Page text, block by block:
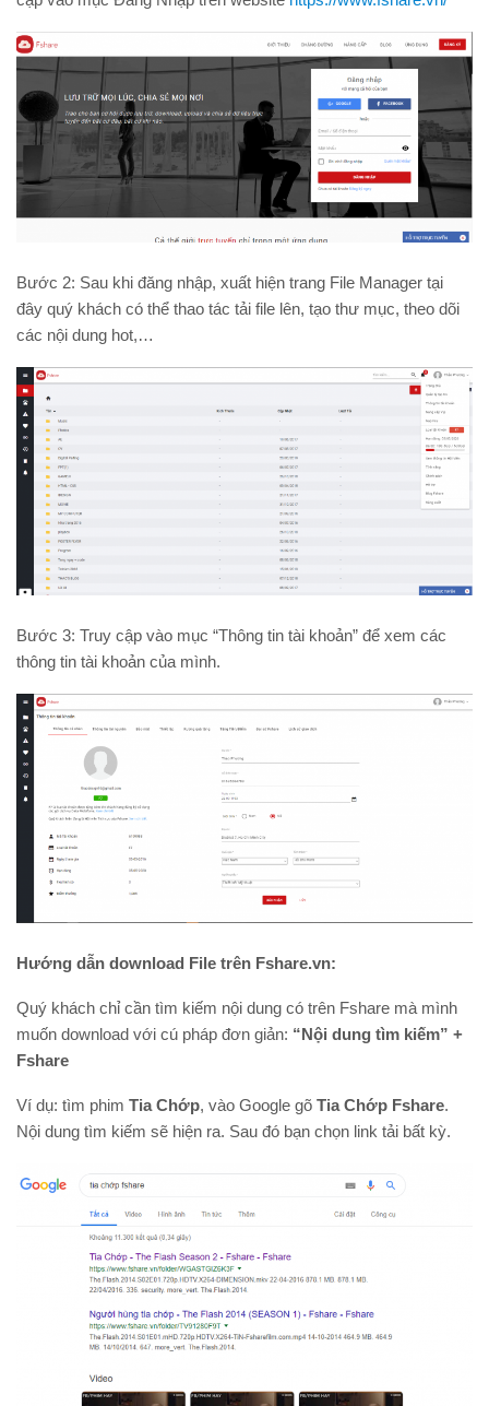
Bước 2: Sau khi đăng nhập, xuất hiện trang File Manager tại
đây quý khách có thể thao tác tải file lên, tạo thư mục, theo dõi
các nội dung hot,…
Bước 3: Truy cập vào mục “Thông tin tài khoản” để xem các
thông tin tài khoản của mình.
Hướng dẫn download File trên Fshare.vn:
Quý khách chỉ cần tìm kiếm nội dung có trên Fshare mà mình
muốn download với cú pháp đơn giản: “Nội dung tìm kiếm” +
Fshare
Ví dụ: tìm phim Tia Chớp, vào Google gõ Tia Chớp Fshare.
Nội dung tìm kiếm sẽ hiện ra. Sau đó bạn chọn link tải bất kỳ.